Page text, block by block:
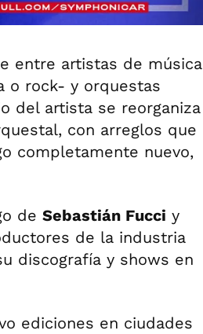
entre artistas de música
o rock- y orquestas
del artista se reorganiza
con arreglos que
completamente nuevo,
de Sebastián Fucci y
de la industria
discografía y shows en
ediciones en ciudades